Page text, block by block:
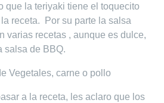
que la teriyaki tiene el toquecito
receta. Por su parte la salsa
varias recetas , aunque es dulce,
salsa de BBQ.
a la receta, les aclaro que los